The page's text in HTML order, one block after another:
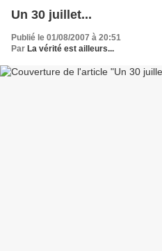
Un 30 juillet...
Publié le 01/08/2007 à 20:51
Par La vérité est ailleurs...